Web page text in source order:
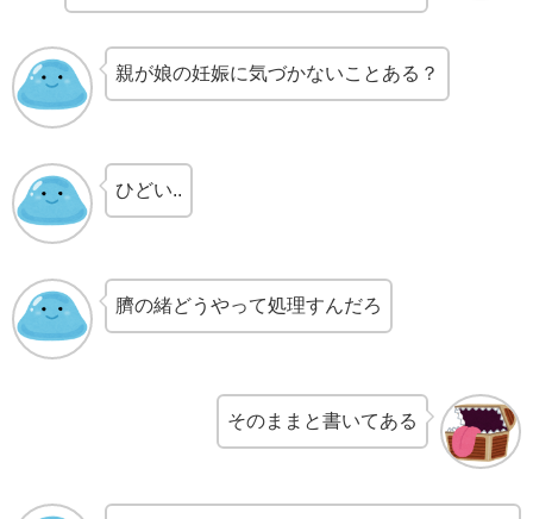
親が娘の妊娠に気づかないことある？
ひどい..
臍の緒どうやって処理すんだろ
そのままと書いてある